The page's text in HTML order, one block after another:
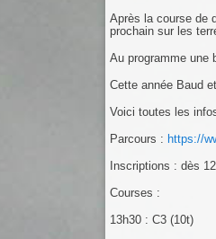
Après la course de
prochain sur les
Au programme une
Cette année Baud
Voici toutes les
Parcours : https://
Inscriptions : dès
Courses :
13h30 : C3 (10t)